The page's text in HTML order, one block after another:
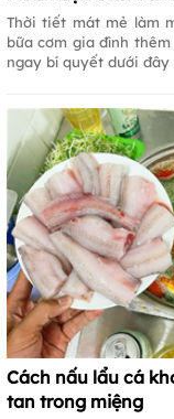
Thời tiết mát mẻ làm
bữa cơm gia đình
ngay bí quyết dưới đây
Cách nấu lẩu cá
tan trong miệng